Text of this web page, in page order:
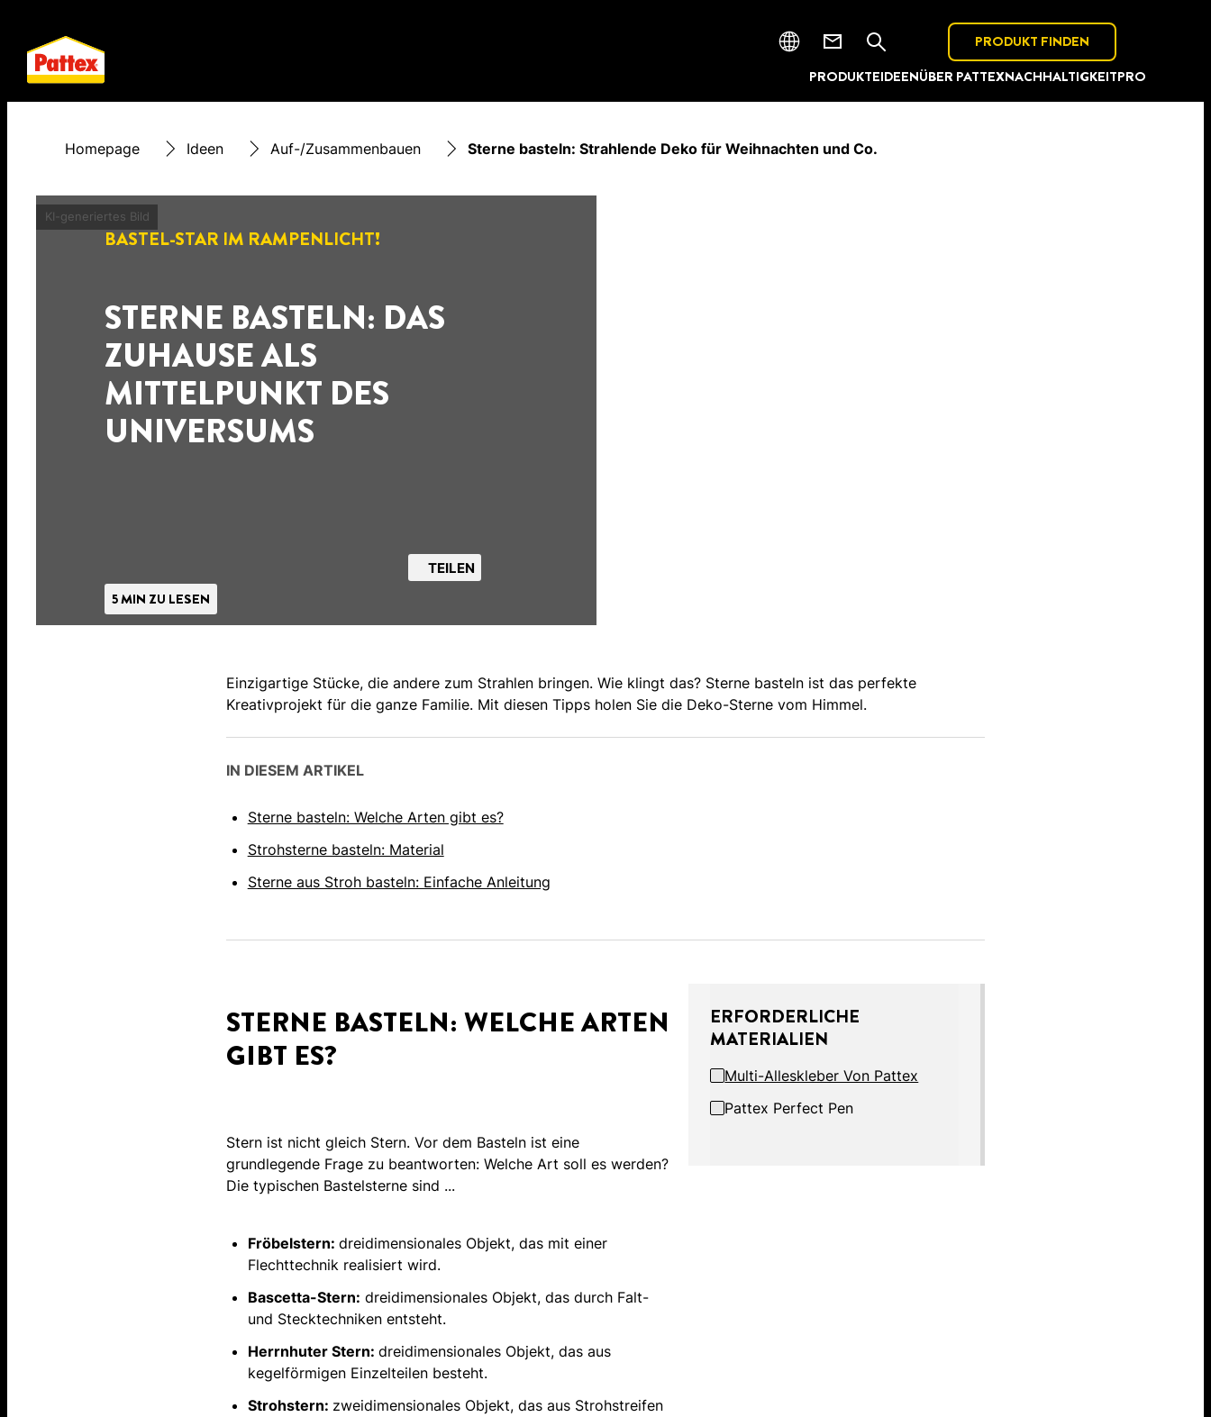
PRODUKTEIDEENÜBER PATTEXNACHHALTIGKEITPRO
PRODUKT FINDEN
Homepage Ideen Auf-/Zusammenbauen Sterne basteln: Strahlende Deko für Weihnachten und Co.
BASTEL-STAR IM RAMPENLICHT!
STERNE BASTELN: DAS
ZUHAUSE ALS
MITTELPUNKT DES
UNIVERSUMS
5 MIN ZU LESEN
TEILEN
KI-generiertes Bild
Einzigartige Stücke, die andere zum Strahlen bringen. Wie klingt das? Sterne basteln ist das perfekte
Kreativprojekt für die ganze Familie. Mit diesen Tipps holen Sie die Deko-Sterne vom Himmel.
IN DIESEM ARTIKEL
Sterne basteln: Welche Arten gibt es?
Strohsterne basteln: Material
Sterne aus Stroh basteln: Einfache Anleitung
STERNE BASTELN: WELCHE ARTEN
GIBT ES?
Stern ist nicht gleich Stern. Vor dem Basteln ist eine
grundlegende Frage zu beantworten: Welche Art soll es werden?
Die typischen Bastelsterne sind ...
Fröbelstern: dreidimensionales Objekt, das mit einer
Flechttechnik realisiert wird.
Bascetta-Stern: dreidimensionales Objekt, das durch Falt-
und Stecktechniken entsteht.
Herrnhuter Stern: dreidimensionales Objekt, das aus
kegelförmigen Einzelteilen besteht.
Strohstern: zweidimensionales Objekt, das aus Strohstreifen
ERFORDERLICHE
MATERIALIEN
Multi-Alleskleber Von Pattex
Pattex Perfect Pen